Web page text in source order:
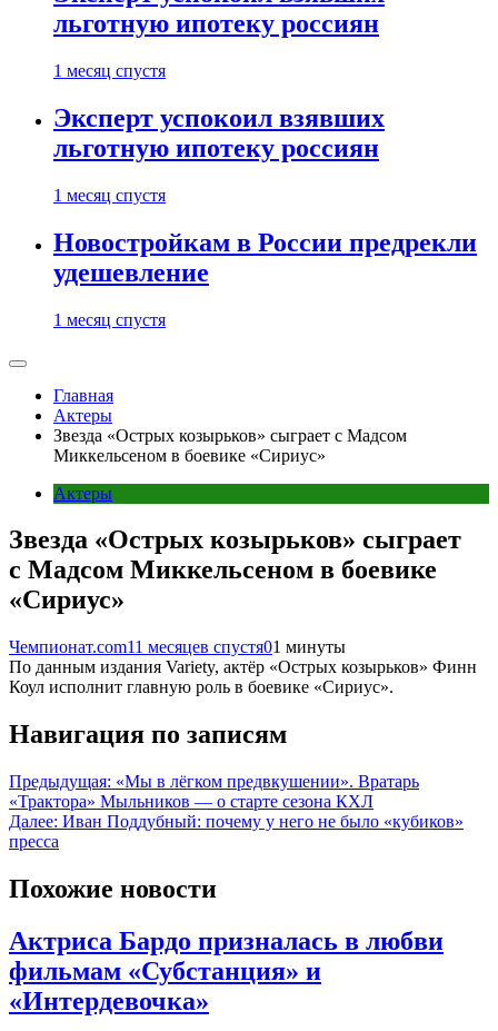
льготную ипотеку россиян
1 месяц спустя
Эксперт успокоил взявших
льготную ипотеку россиян
1 месяц спустя
Новостройкам в России предрекли
удешевление
1 месяц спустя
Главная
Актеры
Звезда «Острых козырьков» сыграет с Мадсом
Миккельсеном в боевике «Сириус»
Актеры
Звезда «Острых козырьков» сыграет
с Мадсом Миккельсеном в боевике
«Сириус»
Чемпионат.com11 месяцев спустя01 минуты
По данным издания Variety, актёр «Острых козырьков» Финн
Коул исполнит главную роль в боевике «Сириус».
Навигация по записям
Предыдущая: «Мы в лёгком предвкушении». Вратарь
«Трактора» Мыльников — о старте сезона КХЛ
Далее: Иван Поддубный: почему у него не было «кубиков»
пресса
Похожие новости
Актриса Бардо призналась в любви
фильмам «Субстанция» и
«Интердевочка»